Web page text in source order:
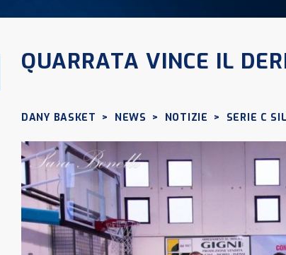
QUARRATA VINCE IL
DANY BASKET > NEWS > NOTIZIE > SERIE C